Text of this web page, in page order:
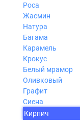
Роса
Жасмин
Натура
Багама
Карамель
Крокус
Белый мрамор
Оливковый
Графит
Сиена
Кирпич